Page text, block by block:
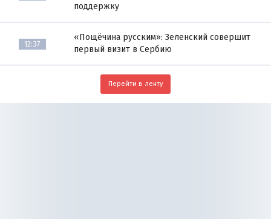
поддержку
12:37
«Пощёчина русским»: Зеленский совершит
первый визит в Сербию
Перейти в ленту